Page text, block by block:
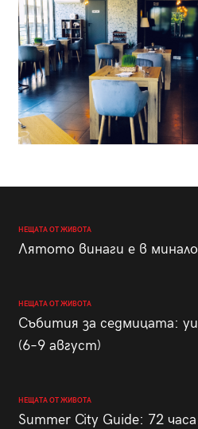
НЕЩАТА ОТ ЖИВОТА
Лятото винаги е в
НЕЩАТА ОТ ЖИВОТА
Събития за седмицата:
(6–9 август)
НЕЩАТА ОТ ЖИВОТА
Summer City Guide: 72